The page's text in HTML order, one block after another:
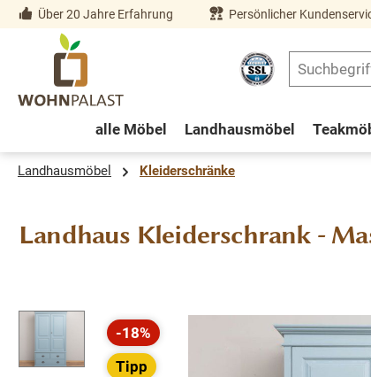
Zur Hauptnavigation springen
Über 20 Jahre Erfahrung Persönlicher
alle Möbel Landhausmöbel
Landhausmöbel Kleiderschränke
Landhaus Kleiderschrank -
Bildergalerie überspringen
-18%
Rabatt
Tipp